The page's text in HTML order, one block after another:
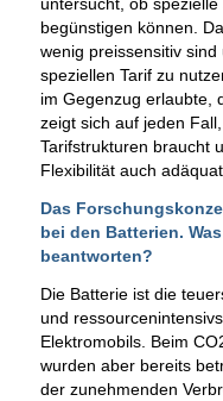
untersucht, ob
begünstigen können.
wenig preissensitiv
speziellen Tarif zu
im Gegenzug erlaubte,
zeigt sich auf jeden
Tarifstrukturen braucht
Flexibilität auch
Das
bei den Batterien.
beantworten?
Die Batterie ist die
und
Elektromobils. Beim
wurden aber bereits
der zunehmenden